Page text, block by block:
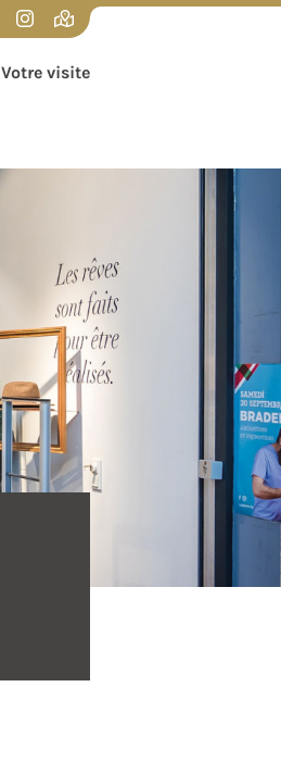
Votre visite